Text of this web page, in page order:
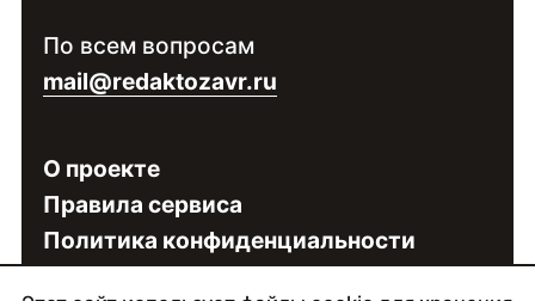
Войдите
специалиста
По всем вопросам
mail@redaktozavr.ru
О проекте
Правила сервиса
Политика конфиденциальности